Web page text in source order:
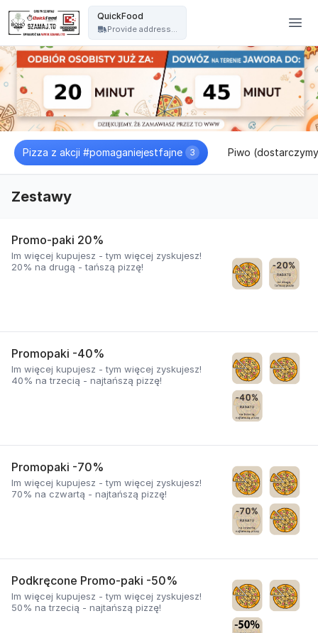
QuickFood
Provide address...
Pizza z akcji #pomaganiejestfajne 3 Piwo
Zestawy
Promo-paki 20%
Im więcej kupujesz - tym więcej zyskujesz!
20% na drugą - tańszą pizzę!
Promopaki -40%
Im więcej kupujesz - tym więcej zyskujesz!
40% na trzecią - najtańszą pizzę!
Promopaki -70%
Im więcej kupujesz - tym więcej zyskujesz!
70% na czwartą - najtańszą pizzę!
Podkręcone Promo-paki -50%
Im więcej kupujesz - tym więcej zyskujesz!
50% na trzecią - najtańszą pizzę!